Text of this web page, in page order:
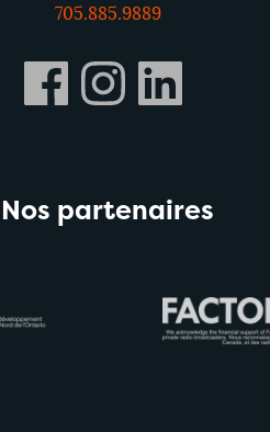
705.885.9889
Nos partenaires